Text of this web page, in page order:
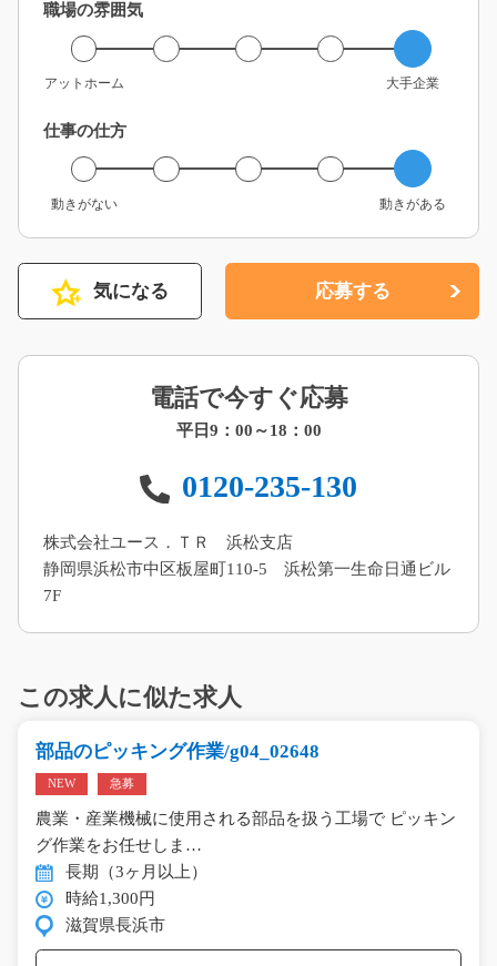
職場の雰囲気
アットホーム 大手企業
仕事の仕方
動きがない 動きがある
気になる 応募する
電話で今すぐ応募
平日9：00～18：00
0120-235-130
株式会社ユース．ＴＲ 浜松支店
静岡県浜松市中区板屋町110-5 浜松第一生命日通ビル
7F
この求人に似た求人
部品のピッキング作業/g04_02648
NEW 急募
農業・産業機械に使用される部品を扱う工場で ピッキン
グ作業をお任せしま…
長期（3ヶ月以上）
時給1,300円
滋賀県長浜市